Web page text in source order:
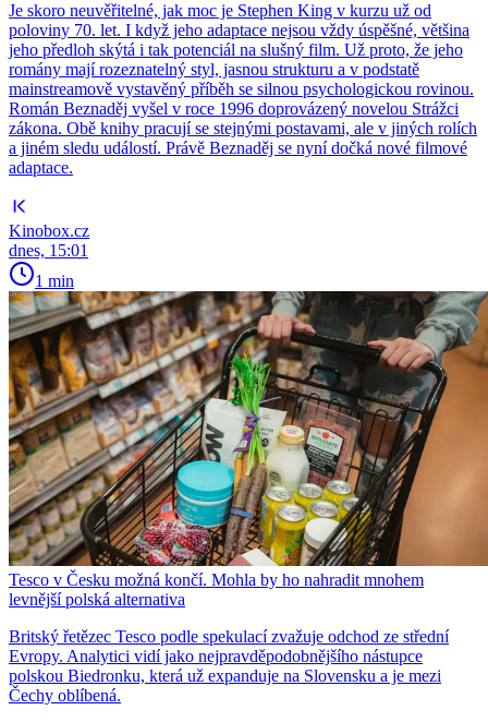
Je skoro neuvěřitelné, jak moc je Stephen King v kurzu už od
poloviny 70. let. I když jeho adaptace nejsou vždy úspěšné, většina
jeho předloh skýtá i tak potenciál na slušný film. Už proto, že jeho
romány mají rozeznatelný styl, jasnou strukturu a v podstatě
mainstreamově vystavěný příběh se silnou psychologickou rovinou.
Román Beznaděj vyšel v roce 1996 doprovázený novelou Strážci
zákona. Obě knihy pracují se stejnými postavami, ale v jiných rolích
a jiném sledu událostí. Právě Beznaděj se nyní dočká nové filmové
adaptace.
Kinobox.cz
dnes, 15:01
1 min
Tesco v Česku možná končí. Mohla by ho nahradit mnohem
levnější polská alternativa
Britský řetězec Tesco podle spekulací zvažuje odchod ze střední
Evropy. Analytici vidí jako nejpravděpodobnějšího nástupce
polskou Biedronku, která už expanduje na Slovensku a je mezi
Čechy oblíbená.